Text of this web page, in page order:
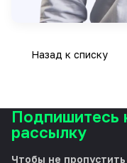
Назад к списку
Подпишитесь
рассылку
Чтобы не